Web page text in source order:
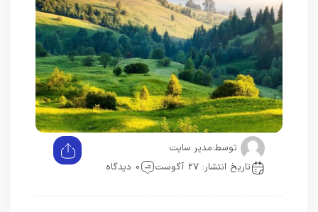
توسط:مدیر سایت
تاریخ انتشار: 27 آگوست
0 دیدگاه